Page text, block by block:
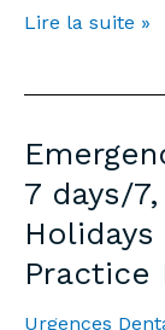
Dentiste
Rombas
7j/7,
Week-
end
et
Lire la suite »
7 days/
Holidays
Practice
Urgences